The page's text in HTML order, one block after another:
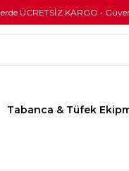
ÜCRETSİZ KARGO •
Tabanca & Tüfek